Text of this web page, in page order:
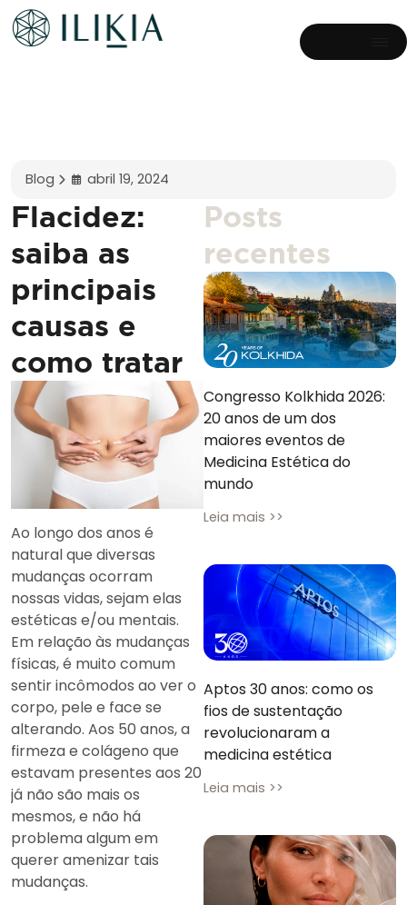
Blog abril 19, 2024
Flacidez:
saiba as
principais
causas e
como tratar
Ao longo dos anos é
natural que diversas
mudanças ocorram
nossas vidas, sejam elas
estéticas e/ou mentais.
Em relação às mudanças
físicas, é muito comum
sentir incômodos ao ver o
corpo, pele e face se
alterando. Aos 50 anos, a
firmeza e colágeno que
estavam presentes aos 20
já não são mais os
mesmos, e não há
problema algum em
querer amenizar tais
mudanças.
Posts
recentes
Congresso Kolkhida 2026:
20 anos de um dos
maiores eventos de
Medicina Estética do
mundo
Leia mais >>
Aptos 30 anos: como os
fios de sustentação
revolucionaram a
medicina estética
Leia mais >>